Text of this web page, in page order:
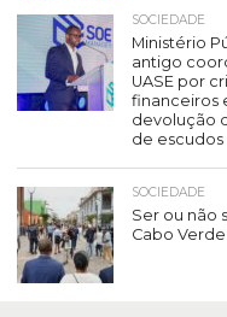
SOCIEDADE
Ministério
antigo
UASE por
financeiros
devolução
de escudos
SOCIEDADE
Ser ou não
Cabo Verde